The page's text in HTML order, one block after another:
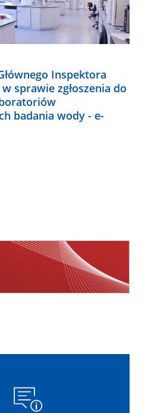
Inspektora
sprawie zgłoszenia do
badania wody - e-